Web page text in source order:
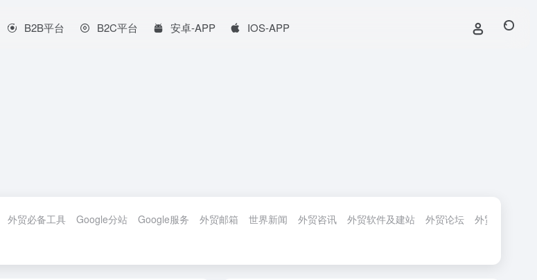
B2B平台 B2C平台 安卓-APP IOS-APP
外贸必备工具 Google分站 Google服务 外贸邮箱 世界新闻 外贸咨讯 外贸软件及建站 外贸论坛 外贸服务